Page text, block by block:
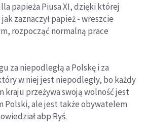
papieża Piusa XI, dzięki której
zaznaczył papież - wreszcie
rozpocząć normalną prace
za niepodległą a Polskę i za
w niej jest niepodległy, bo każdy
kraju przeżywa swoją wolność jest
Polski, ale jest także obywatelem
abp Ryś.